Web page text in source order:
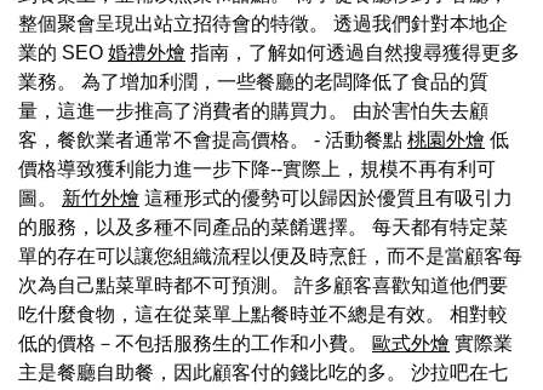
整個聚會呈現出站立招待會的特徵。 透過我們針對本地企
業的 SEO 婚禮外燴 指南，了解如何透過自然搜尋獲得更多
業務。 為了增加利潤，一些餐廳的老闆降低了食品的質
量，這進一步推高了消費者的購買力。 由於害怕失去顧
客，餐飲業者通常不會提高價格。 - 活動餐點 桃園外燴 低
價格導致獲利能力進一步下降--實際上，規模不再有利可
圖。 新竹外燴 這種形式的優勢可以歸因於優質且有吸引力
的服務，以及多種不同產品的菜餚選擇。 每天都有特定菜
單的存在可以讓您組織流程以便及時烹飪，而不是當顧客每
次為自己點菜單時都不可預測。 許多顧客喜歡知道他們要
吃什麼食物，這在從菜單上點餐時並不總是有效。 相對較
低的價格－不包括服務生的工作和小費。
歐式外燴 實際業
主是餐廳自助餐，因此顧客付的錢比吃的多。 沙拉吧在七